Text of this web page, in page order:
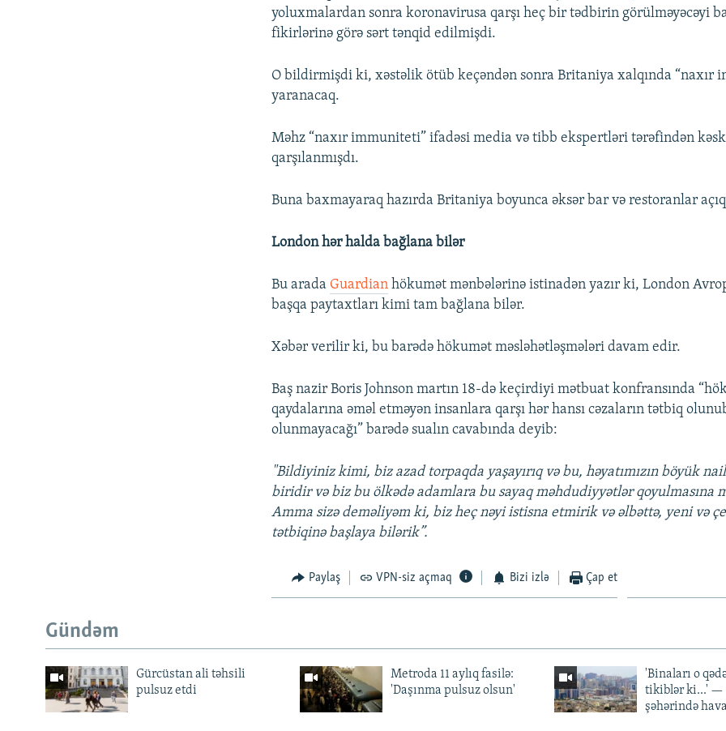
yoluxmalardan sonra koronavirusa qarşı heç bir tədbirin görülməyəcəyi
fikirlərinə görə sərt tənqid edilmişdi.
O bildirmişdi ki, xəstəlik ötüb keçəndən sonra Britaniya xalqında “naxır
yaranacaq.
Məhz “naxır immuniteti” ifadəsi media və tibb ekspertləri tərəfindən
qarşılanmışdı.
Buna baxmayaraq hazırda Britaniya boyunca əksər bar və restoranlar
London hər halda bağlana bilər
Bu arada Guardian hökumət mənbələrinə istinadən yazır ki, London
başqa paytaxtları kimi tam bağlana bilər.
Xəbər verilir ki, bu barədə hökumət məsləhətləşmələri davam edir.
Baş nazir Boris Johnson martın 18-də keçirdiyi mətbuat konfransında
qaydalarına əməl etməyən insanlara qarşı hər hansı cəzaların tətbiq
olunmayacağı” barədə sualın cavabında deyib:
"Bildiyiniz kimi, biz azad torpaqda yaşayırıq və bu, həyatımızın böyük
biridir və biz bu ölkədə adamlara bu sayaq məhdudiyyətlər qoyulmasına
Amma sizə deməliyəm ki, biz heç nəyi istisna etmirik və əlbəttə, yeni və
tətbiqinə başlaya bilərik”.
Paylaş VPN-siz açmaq Bizi izlə Çap et
Gündəm
Gürcüstan ali təhsili
pulsuz etdi
Metroda 11 aylıq fasilə:
'Daşınma pulsuz olsun'
'Binaları o
tikiblər ki...' —
şəhərində